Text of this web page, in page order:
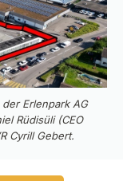
Erlenpark AG
Rüdisüli (CEO
Cyrill Gebert.